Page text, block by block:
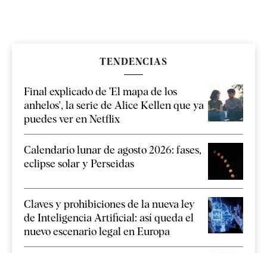
TENDENCIAS
Final explicado de 'El mapa de los
anhelos', la serie de Alice Kellen que ya
puedes ver en Netflix
Calendario lunar de agosto 2026: fases,
eclipse solar y Perseidas
Claves y prohibiciones de la nueva ley
de Inteligencia Artificial: así queda el
nuevo escenario legal en Europa